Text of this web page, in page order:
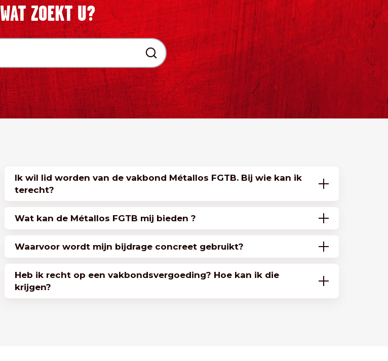
WAT ZOEKT U?
Ik wil lid worden van de vakbond Métallos FGTB. Bij wie kan ik
terecht?
Wat kan de Métallos FGTB mij bieden ?
Waarvoor wordt mijn bijdrage concreet gebruikt?
Heb ik recht op een vakbondsvergoeding? Hoe kan ik die
krijgen?